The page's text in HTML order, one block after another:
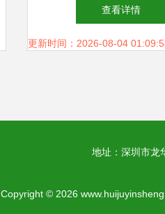
查看详情
更新时间：2026-08-04
地址：深圳市龙
Copyright © 2026